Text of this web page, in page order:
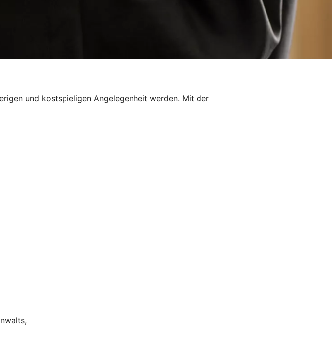
und kostspieligen Angelegenheit werden. Mit der